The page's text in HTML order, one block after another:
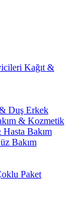
Kağıt &
Duş Erkek
& Kozmetik
Hasta Bakım
Bakım
Paket